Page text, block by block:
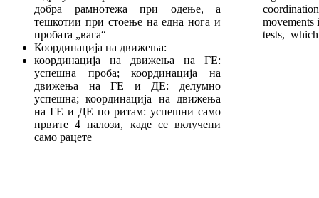
добра рамнотежа при одење, а
тешкотии при стоење на една нога и
пробата „вага“
Координација на движења:
координација на движења на ГЕ:
успешна проба; координација на
движења на ГЕ и ДЕ: делумно
успешна; координација на движења
на ГЕ и ДЕ по ритам: успешни само
првите 4 налози, каде се вклучени
само рацете
movements
tests,